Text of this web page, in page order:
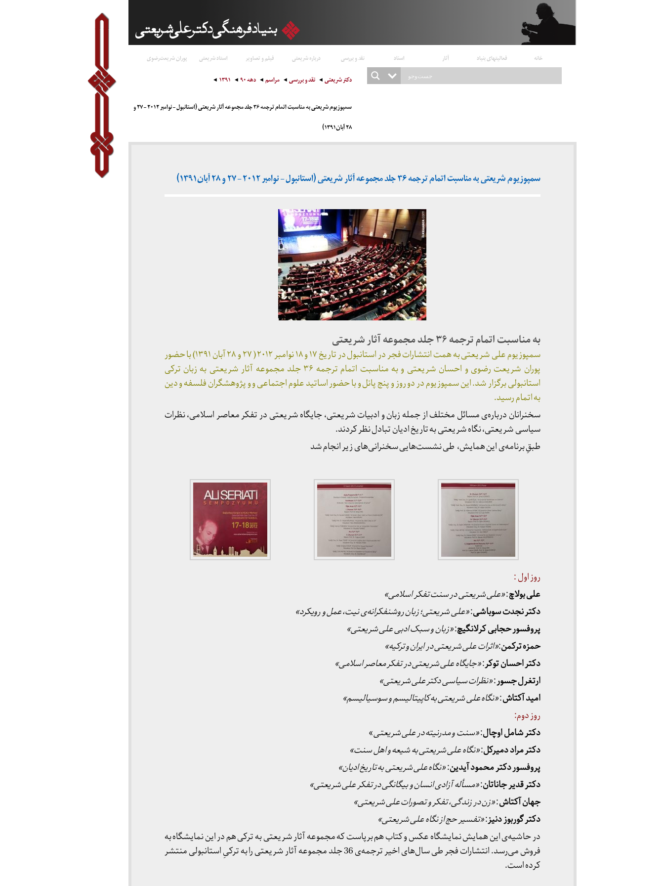
خانه فعالیتهای بنیاد آثار اسناد نقد و بررسی درباره شریعتی فیلم و تصاویر استاد شریعتی پوران شریعت‌رضوی
دکتر شریعتی نقد و بررسی مراسم دهه ۹۰ ۱۳۹۱
سمپوزیوم شریعتی به مناسبت اتمام ترجمه ۳۶ جلد مجموعه آثار شریعتی (استانبول – نوامبر ۲۰۱۲ – ۲۷ و
۲۸ آبان۱۳۹۱)
سمپوزیوم شریعتی به مناسبت اتمام ترجمه ۳۶ جلد مجموعه آثار شریعتی (استانبول – نوامبر ۲۰۱۲ – ۲۷ و ۲۸ آبان۱۳۹۱)
به مناسبت اتمام ترجمه ۳۶ جلد مجموعه آثار شریعتی
سمپوزیوم علی شریعتی به همت انتشارات فجر در استانبول در تاریخ ۱۷ و ۱۸ نوامبر ۲۰۱۲ ( ۲۷ و ۲۸ آبان ۱۳۹۱) با حضور
پوران شریعت رضوی و احسان شریعتی و به مناسبت اتمام ترجمه ۳۶ جلد مجموعه آثار شریعتی به زبان ترکی
استانبولی برگزار شد. این سمپوزیوم در دو روز و پنج پانل و با حضور اساتید علوم اجتماعی و و پژوهشگران فلسفه و دین
به اتمام رسید.
سخنرانان درباره‌ی مسائل مختلف از جمله زبان و ادبیات شریعتی، جایگاه شریعتی در تفکر معاصر اسلامی، نظرات
سیاسی شریعتی، نگاه شریعتی به تاریخ ادیان تبادل نظر کردند.
طبقِ برنامه‌ی این همایش، طی نشست‌هایی سخنرانی‌های زیر انجام شد
روز اول :
علی بولاچ:«علی شریعتی در سنت تفکر اسلامی»
دکتر نجدت سوباشی:«علی شریعتی؛ زبان روشنفکرانه‌ی نیت، عمل و رویکرد»
پروفسور حجابی کرلانگیچ:«زبان و سبک ادبی علی شریعتی»
حمزه ترکمن:«اثرات علی شریعتی در ایران و ترکیه»
دکتر احسان توکر:«جایگاه علی شریعتی در تفکر معاصر اسلامی»
ارتغرل جسور:«نظرات سیاسی دکتر علی شریعتی»
امید آکتاش:«نگاه علی شریعتی به کاپیتالیسم و سوسیالیسم»
روز دوم:
دکتر شامل اوچال:«سنت و مدرنیته در علی شریعتی»
دکتر مراد دمیرکل:«نگاه علی شریعتی به شیعه و اهل سنت»
پروفسور دکتر محمود آیدین:«نگاه علی شریعتی به تاریخ ادیان»
دکتر قدیر جاناتان:«مسأله آزادی انسان و بیگانگی در تفکر علی شریعتی»
جهان آکتاش:«زن در زندگی، تفکر و تصورات علی شریعتی»
دکتر گوربوز دنیز:«تفسیر حج از نگاه علی شریعتی»
در حاشیه‌ی این همایش نمایشگاه عکس و کتاب هم برپاست که مجموعه آثار شریعتی به ترکی هم در این نمایشگاه به
فروش می‌رسد. انتشارات فجر طی سال‌های اخیر ترجمه‌ی 36 جلد مجموعه آثار شریعتی را به ترکیِ استانبولی منتشر
کرده است.